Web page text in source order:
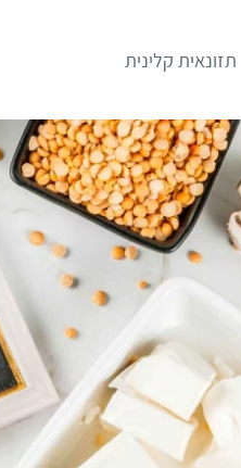
תזונאית קלינית